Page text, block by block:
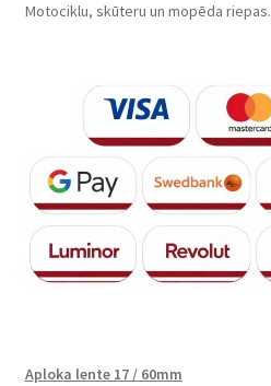
Motociklu, skūteru un mopēda riepas.
Aploka lente 17 / 60mm